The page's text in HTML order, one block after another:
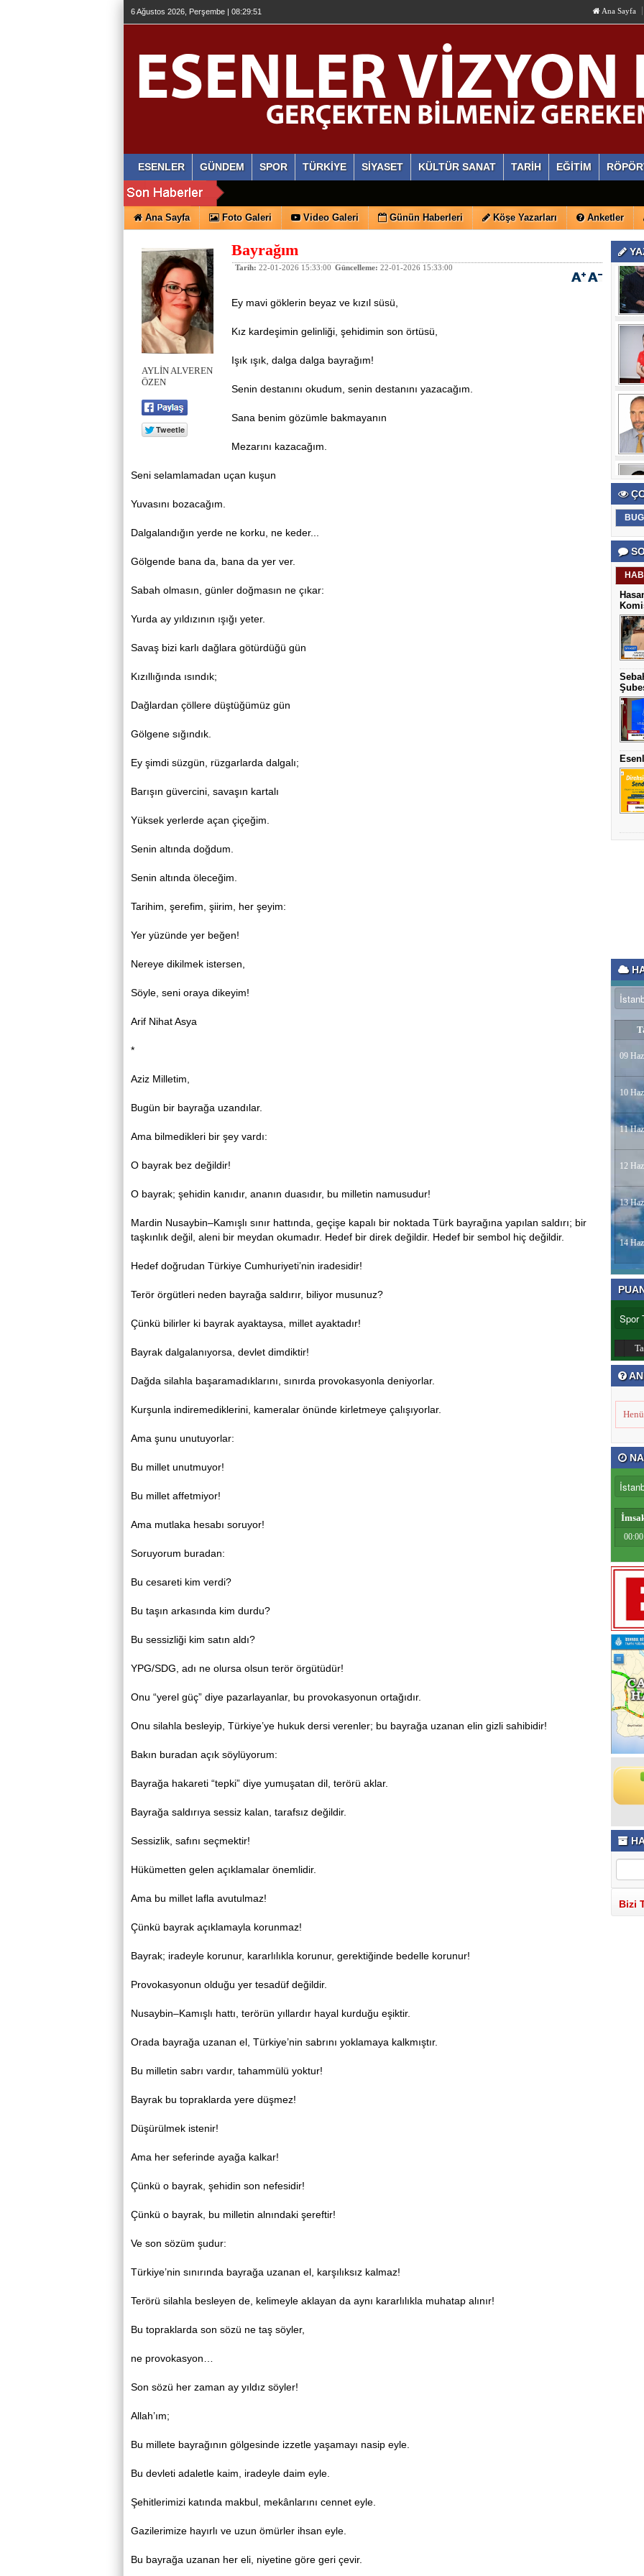
6 Ağustos 2026, Perşembe | 08:29:52 Ana Sayfa
ESENLER GÜNDEM SPOR TÜRKİYE SİYASET KÜLTÜR SANAT TARİH EĞİTİM
Ana Sayfa Foto Galeri Video Galeri Günün Haberleri Köşe Yazarları Anketler
AYLİN ALVEREN
ÖZEN
Bayrağım
Tarih: 22-01-2026 15:33:00 Güncelleme: 22-01-2026 15:33:00
Ey mavi göklerin beyaz ve kızıl süsü,
Kız kardeşimin gelinliği, şehidimin son örtüsü,
Işık ışık, dalga dalga bayrağım!
Senin destanını okudum, senin destanını yazacağım.
Sana benim gözümle bakmayanın
Mezarını kazacağım.
Seni selamlamadan uçan kuşun
Yuvasını bozacağım.
Dalgalandığın yerde ne korku, ne keder...
Gölgende bana da, bana da yer ver.
Sabah olmasın, günler doğmasın ne çıkar:
Yurda ay yıldızının ışığı yeter.
Savaş bizi karlı dağlara götürdüğü gün
Kızıllığında ısındık;
Dağlardan çöllere düştüğümüz gün
Gölgene sığındık.
Ey şimdi süzgün, rüzgarlarda dalgalı;
Barışın güvercini, savaşın kartalı
Yüksek yerlerde açan çiçeğim.
Senin altında doğdum.
Senin altında öleceğim.
Tarihim, şerefim, şiirim, her şeyim:
Yer yüzünde yer beğen!
Nereye dikilmek istersen,
Söyle, seni oraya dikeyim!
Arif Nihat Asya
*
Aziz Milletim,
Bugün bir bayrağa uzandılar.
Ama bilmedikleri bir şey vardı:
O bayrak bez değildir!
O bayrak; şehidin kanıdır, ananın duasıdır, bu milletin namusudur!
Mardin Nusaybin–Kamışlı sınır hattında, geçişe kapalı bir noktada Türk bayrağına yapılan saldırı; bir
taşkınlık değil, aleni bir meydan okumadır. Hedef bir direk değildir. Hedef bir sembol hiç değildir.
Hedef doğrudan Türkiye Cumhuriyeti’nin iradesidir!
Terör örgütleri neden bayrağa saldırır, biliyor musunuz?
Çünkü bilirler ki bayrak ayaktaysa, millet ayaktadır!
Bayrak dalgalanıyorsa, devlet dimdiktir!
Dağda silahla başaramadıklarını, sınırda provokasyonla deniyorlar.
Kurşunla indiremediklerini, kameralar önünde kirletmeye çalışıyorlar.
Ama şunu unutuyorlar:
Bu millet unutmuyor!
Bu millet affetmiyor!
Ama mutlaka hesabı soruyor!
Soruyorum buradan:
Bu cesareti kim verdi?
Bu taşın arkasında kim durdu?
Bu sessizliği kim satın aldı?
YPG/SDG, adı ne olursa olsun terör örgütüdür!
Onu “yerel güç” diye pazarlayanlar, bu provokasyonun ortağıdır.
Onu silahla besleyip, Türkiye’ye hukuk dersi verenler; bu bayrağa uzanan elin gizli sahibidir!
Bakın buradan açık söylüyorum:
Bayrağa hakareti “tepki” diye yumuşatan dil, terörü aklar.
Bayrağa saldırıya sessiz kalan, tarafsız değildir.
Sessizlik, safını seçmektir!
Hükümetten gelen açıklamalar önemlidir.
Ama bu millet lafla avutulmaz!
Çünkü bayrak açıklamayla korunmaz!
Bayrak; iradeyle korunur, kararlılıkla korunur, gerektiğinde bedelle korunur!
Provokasyonun olduğu yer tesadüf değildir.
Nusaybin–Kamışlı hattı, terörün yıllardır hayal kurduğu eşiktir.
Orada bayrağa uzanan el, Türkiye’nin sabrını yoklamaya kalkmıştır.
Bu milletin sabrı vardır, tahammülü yoktur!
Bayrak bu topraklarda yere düşmez!
Düşürülmek istenir!
Ama her seferinde ayağa kalkar!
Çünkü o bayrak, şehidin son nefesidir!
Çünkü o bayrak, bu milletin alnındaki şereftir!
Ve son sözüm şudur:
Türkiye’nin sınırında bayrağa uzanan el, karşılıksız kalmaz!
Terörü silahla besleyen de, kelimeyle aklayan da aynı kararlılıkla muhatap alınır!
Bu topraklarda son sözü ne taş söyler,
ne provokasyon…
Son sözü her zaman ay yıldız söyler!
Allah’ım;
Bu millete bayrağının gölgesinde izzetle yaşamayı nasip eyle.
Bu devleti adaletle kaim, iradeyle daim eyle.
Şehitlerimizi katında makbul, mekânlarını cennet eyle.
Gazilerimize hayırlı ve uzun ömürler ihsan eyle.
Bu bayrağa uzanan her eli, niyetine göre geri çevir.
09
10
11
12
13
14
00:00
Bizi